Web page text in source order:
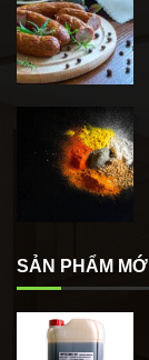
SẢN PHẨM MỚI